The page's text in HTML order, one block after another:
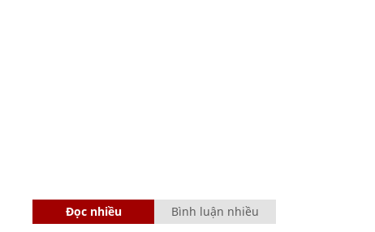
Đọc nhiều Bình luận nhiều